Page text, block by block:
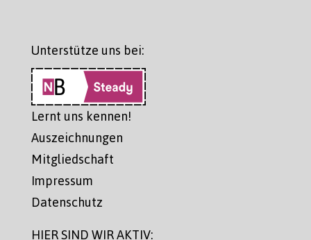
Unterstütze uns bei:
Lernt uns kennen!
Auszeichnungen
Mitgliedschaft
Impressum
Datenschutz
HIER SIND WIR AKTIV: